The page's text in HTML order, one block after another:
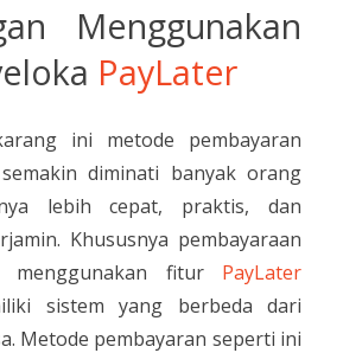
Menggunakan
PayLater
ini metode pembayaran
semakin diminati banyak orang
lebih cepat, praktis, dan
Khususnya pembayaraan
fitur PayLater
sistem yang berbeda dari
Metode pembayaran seperti ini